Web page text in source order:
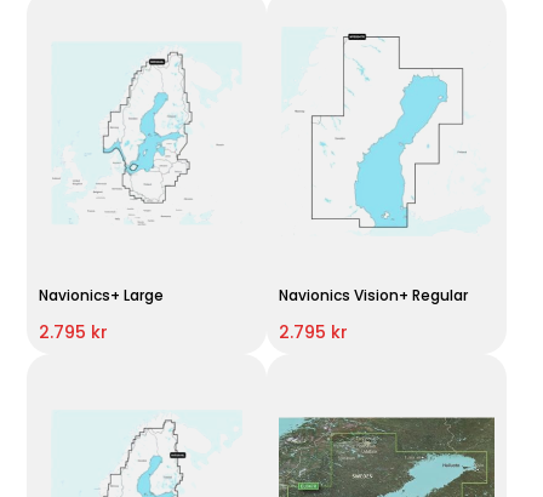
Navionics+ Large
2.795 kr
Navionics Vision+ Regular
2.795 kr